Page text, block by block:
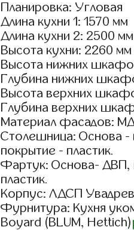
Планировка: Угловая
Длина кухни 1: 1570 мм
Длина кухни 2: 2500 мм
Высота кухни: 2260 мм
Высота нижних
Глубина нижних
Высота верхних
Глубина верхних
Материал фасадов:
Столешница: Основа -
покрытие - пластик.
Фартук: Основа- ДВП,
пластик.
Корпус: ЛДСП Увадрев
Фурнитура: Кухня
Boyard (BLUM, Hettich)